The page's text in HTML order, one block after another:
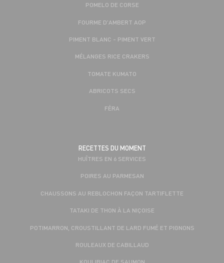
POMELO DE CORSE
FOURME D'AMBERT AOP
PIMENT BLANC - PIMENT VERT
MÉLANGES RICE CRAKERS
TOMATE KUMATO
ABRICOTS SECS
FÉRA
RECETTES DU MOMENT
HUÎTRES EN 6 SERVICES
POIRES AU PARMESAN
CHAUSSONS AU REBLOCHON FAÇON TARTIFLETTE
TATAKI DE THON À LA NIÇOISE
POTIMARRON, CROUSTILLANT DE LARD FUMÉ ET PIGNONS
ROULEAUX DE CABILLAUD